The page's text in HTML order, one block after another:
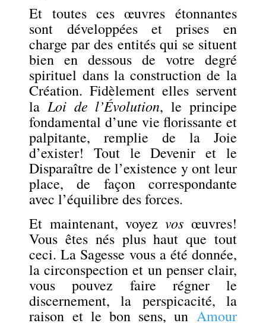
Et toutes ces œuvres étonnantes
sont développées et prises en
charge par des entités qui se situent
bien en dessous de votre degré
spirituel dans la construction de la
Création. Fidèlement elles servent
laLoi de l’Évolution, le principe
fondamental d’une vie florissante et
palpitante, remplie de la Joie
d’exister! Tout le Devenir et le
Disparaître de l’existence y ont leur
place, de façon correspondante
avec l’équilibre des forces.
Et maintenant, voyezvos œuvres!
Vous êtes nés plus haut que tout
ceci. La Sagesse vous a été donnée,
la circonspection et un penser clair,
vous pouvez faire régner le
discernement, la perspicacité, la
raison et le bon sens, un Amour